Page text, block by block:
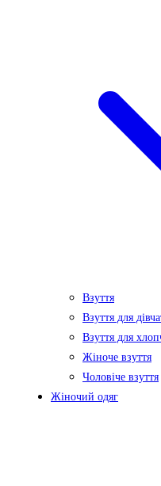
Взуття
Взуття для
Взуття для
Жіноче взуття
Чоловіче взуття
Жіночий одяг